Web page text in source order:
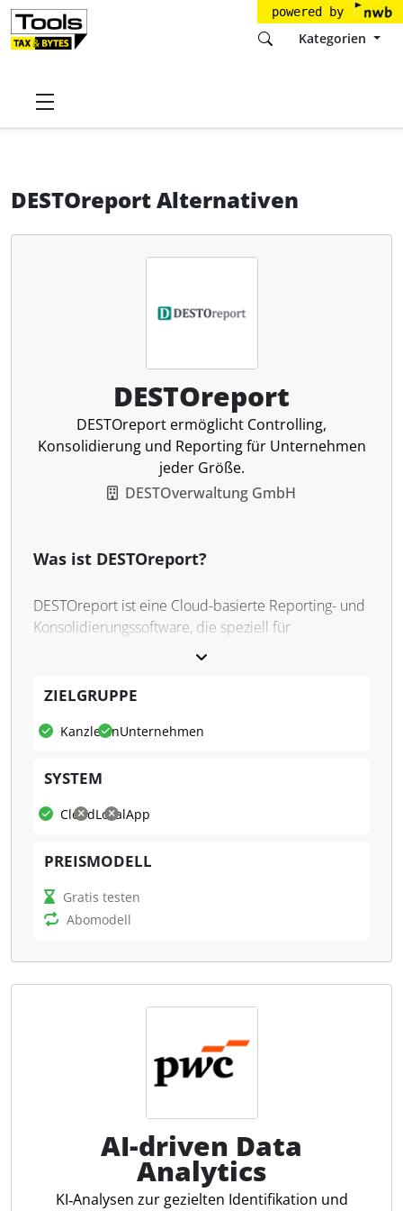
powered by
Kategorien
Startseite
DESTOreport Alternativen
DESTOreport
DESTOreport ermöglicht Controlling,
Konsolidierung und Reporting für Unternehmen
jeder Größe.
DESTOverwaltung GmbH
Was ist DESTOreport?
DESTOreport ist eine Cloud-basierte Reporting- und
Konsolidierungssoftware, die speziell für
Erstellung von Konzernabschlüssen und
Buchhaltungsdaten aus unterschiedlichen Systemen.
strukturierte Verwaltung von Unternehmensgruppen
IFRS und anderen Rahmenwerken erstellt und
konsolidiert werden. Die Software bietet eine
Import großer Datenmengen und ermöglicht die
manuelle Erfassung von Konsolidierungsbuchungen.
Ein integrierter Report-Builder hilft bei der
oder Word-Dokumente exportiert werden können.
Steuerfachleute profitieren von einer effizienten
Alternative zu herkömmlichen
Tabellenkalkulationsprogrammen und einer
flexiblen, cloudbasierten Nutzung.
Automatisierte Konsolidierung
ZIELGRUPPE
KanzleienUnternehmen
SYSTEM
CloudLokalApp
PREISMODELL
Gratis testen
Abomodell
AI-driven Data
Analytics
KI‑Analysen zur gezielten Identifikation und